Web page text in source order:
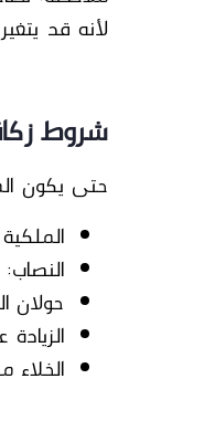
لأنه قد
شروط
حتى يكون
النصاب:
حولان
الخلاء